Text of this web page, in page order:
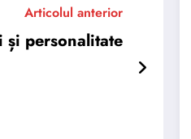
Articolul anterior
și personalitate